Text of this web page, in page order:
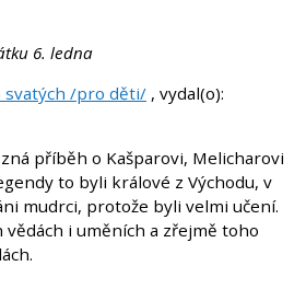
6. ledna
svatých /pro děti/ , vydal(o):
příběh o Kašparovi, Melicharovi
to byli králové z Východu, v
mudrci, protože byli velmi učení.
vědách i uměních a zřejmě toho